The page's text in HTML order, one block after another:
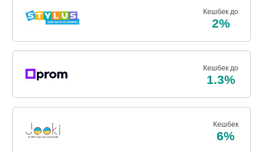
Кешбек до
2%
Кешбек до
1.3%
Кешбек
6%